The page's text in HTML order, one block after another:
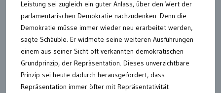
Leistung sei zugleich ein guter Anlass, über den Wert der
parlamentarischen Demokratie nachzudenken. Denn die
Demokratie müsse immer wieder neu erarbeitet werden,
sagte Schäuble. Er widmete seine weiteren Ausführungen
einem aus seiner Sicht oft verkannten demokratischen
Grundprinzip, der Repräsentation. Dieses unverzichtbare
Prinzip sei heute dadurch herausgefordert, dass
Repräsentation immer öfter mit Repräsentativität